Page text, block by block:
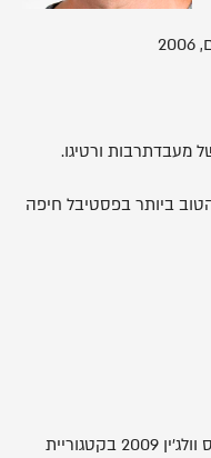
מעבדתרבות ורטיגו.
ביותר בפסטיבל חיפה
סרטי סטודנטים: "סיור מודרך", זוכה פרס וולג'ין 2009 בקטגוריית